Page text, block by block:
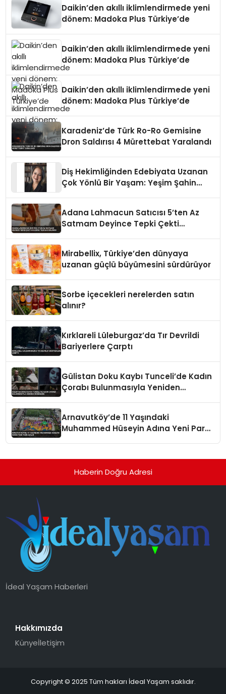
Daikin’den akıllı iklimlendirmede yeni
dönem: Madoka Plus Türkiye’de
Daikin’den akıllı iklimlendirmede yeni
dönem: Madoka Plus Türkiye’de
Daikin’den akıllı iklimlendirmede yeni
dönem: Madoka Plus Türkiye’de
Karadeniz’de Türk Ro-Ro Gemisine
Dron Saldırısı 4 Mürettebat Yaralandı
Diş Hekimliğinden Edebiyata Uzanan
Çok Yönlü Bir Yaşam: Yeşim Şahin
Adana Lahmacun Satıcısı 5’ten Az
Satmam Deyince Tepki Çekti
Mirabellix, Türkiye’den dünyaya
uzanan güçlü büyümesini sürdürüyor
Sorbe içecekleri nerelerden satın
alınır?
Kırklareli Lüleburgaz’da Tır Devrildi
Bariyerlere Çarptı
Gülistan Doku Kaybı Tunceli’de Kadın
Çorabı Bulunmasıyla Yeniden
Arnavutköy’de 11 Yaşındaki
Muhammed Hüseyin Adına Yeni Park
Haberin Doğru Adresi
İdeal Yaşam Haberleri
Hakkımızda
Künyeİletişim
Copyright © 2025 Tüm hakları İdeal Yaşam saklıdır.